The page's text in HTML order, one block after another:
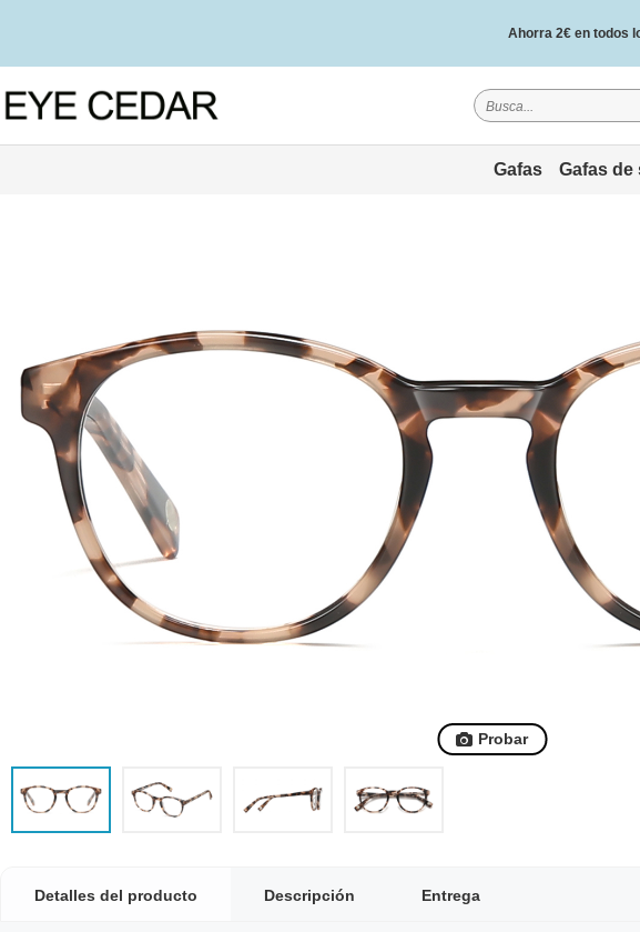
Ahorra 2€ en todos
2 años de garantía
Gafas Gafas de
Probar
Detalles del producto Descripción Entrega